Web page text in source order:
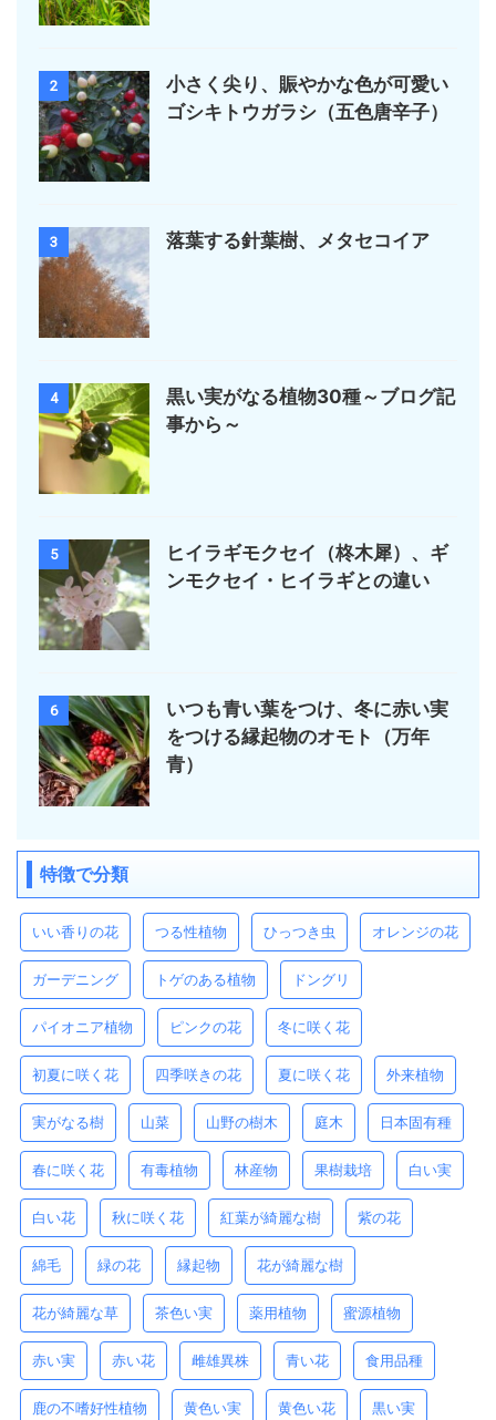
2
小さく尖り、賑やかな色が可愛い
ゴシキトウガラシ（五色唐辛子）
3 落葉する針葉樹、メタセコイア
4
黒い実がなる植物30種～ブログ記
事から～
5
ヒイラギモクセイ（柊木犀）、ギ
ンモクセイ・ヒイラギとの違い
6
いつも青い葉をつけ、冬に赤い実
をつける縁起物のオモト（万年
青）
特徴で分類
いい香りの花 つる性植物 ひっつき虫 オレンジの花
ガーデニング トゲのある植物 ドングリ
パイオニア植物 ピンクの花 冬に咲く花
初夏に咲く花 四季咲きの花 夏に咲く花 外来植物
実がなる樹 山菜 山野の樹木 庭木 日本固有種
春に咲く花 有毒植物 林産物 果樹栽培 白い実
白い花 秋に咲く花 紅葉が綺麗な樹 紫の花
綿毛 緑の花 縁起物 花が綺麗な樹
花が綺麗な草 茶色い実 薬用植物 蜜源植物
赤い実 赤い花 雌雄異株 青い花 食用品種
鹿の不嗜好性植物 黄色い実 黄色い花 黒い実